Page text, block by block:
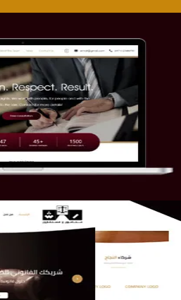
موقع الصرامي
التفاصيل
الريس